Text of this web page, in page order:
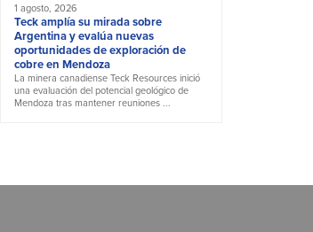
1 agosto, 2026
Teck amplía su mirada sobre
Argentina y evalúa nuevas
oportunidades de exploración de
cobre en Mendoza
La minera canadiense Teck Resources inició
una evaluación del potencial geológico de
Mendoza tras mantener reuniones ...